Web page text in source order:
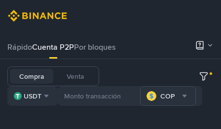
RápidoCuenta P2PPor bloques
Compra Venta
USDT COP